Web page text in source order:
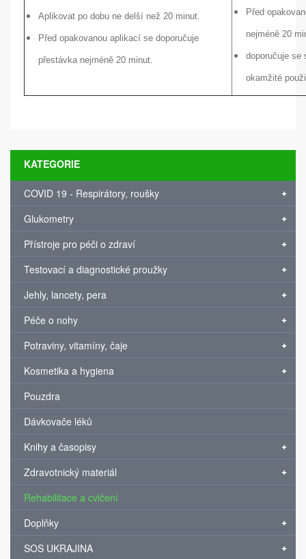
Aplikovat po dobu ne delší než 20 minut.
Před opakovanou aplikací se doporučuje
přestávka nejméně 20 minut.
Před
nejméně 20
doporučuje se
okamžité
KATEGORIE
COVID 19 - Respirátory, roušky
Glukometry
Přístroje pro péči o zdraví
Testovací a diagnostické proužky
Jehly, lancety, pera
Péče o nohy
Potraviny, vitamíny, čaje
Kosmetika a hygiena
Pouzdra
Dávkovače léků
Knihy a časopisy
Zdravotnický materiál
Rehabilitace a cvičení
Doplňky
SOS UKRAJINA